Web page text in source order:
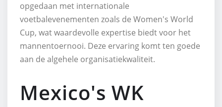
opgedaan met internationale
voetbalevenementen zoals de Women's World
Cup, wat waardevolle expertise biedt voor het
mannentoernooi. Deze ervaring komt ten goede
aan de algehele organisatiekwaliteit.
Mexico's WK